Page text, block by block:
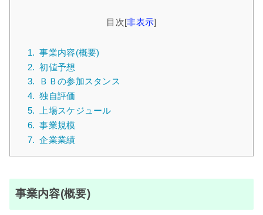
目次[非表示]
1. 事業内容(概要)
2. 初値予想
3.
ＢＢの参加スタンス
4. 独自評価
5.
上場スケジュール
6. 事業規模
7. 企業業績
事業内容(概要)